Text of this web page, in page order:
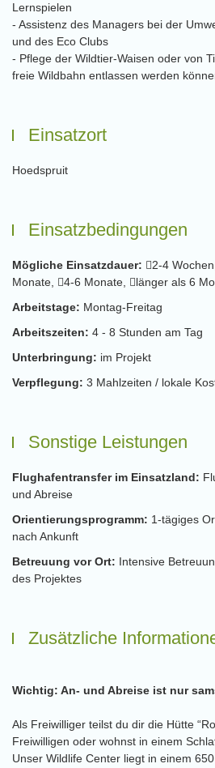
Lernspielen
- Assistenz des Managers bei der
und des Eco Clubs
- Pflege der Wildtier-Waisen oder von
freie Wildbahn entlassen werden
Einsatzort
Hoedspruit
Einsatzbedingungen
Mögliche Einsatzdauer: 2-4 Wochen,
Monate,
4-6 Monate,
länger als 6
Arbeitstage: Montag-Freitag
Arbeitszeiten: 4 - 8 Stunden am Tag
Unterbringung: im Projekt
Verpflegung: 3 Mahlzeiten / lokale
Sonstige Leistungen
Flughafentransfer im Einsatzland:
und Abreise
Orientierungsprogramm: 1-tägiges
nach Ankunft
Betreuung vor Ort: Intensive
des Projektes
Zusätzliche
Wichtig: An- und Abreise ist nur
Als Freiwilliger teilst du dir die Hütte
Freiwilligen oder wohnst in einem
Unser Wildlife Center liegt in einem